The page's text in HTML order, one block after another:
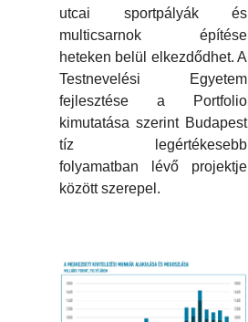
utcai sportpályák és
multicsarnok építése
heteken belül elkezdődhet. A
Testnevelési Egyetem
fejlesztése a Portfolio
kimutatása szerint Budapest
tíz legértékesebb
folyamatban lévő projektje
között szerepel.